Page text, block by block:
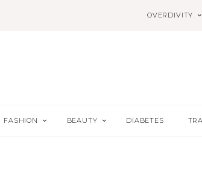
OVERDIVITY
FASHION BEAUTY DIABETES